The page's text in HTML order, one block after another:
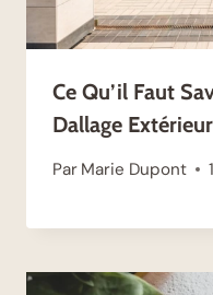
Ce Qu’il Faut
Dallage Extérieur
Par Marie Dupont